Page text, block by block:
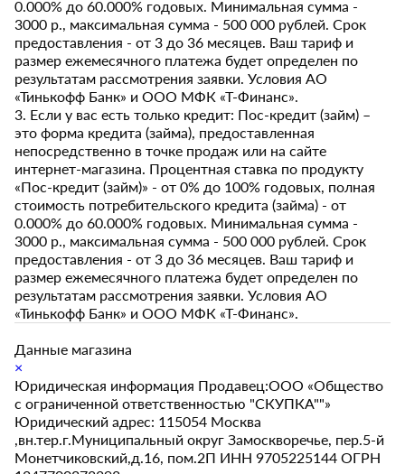
0.000% до 60.000% годовых. Минимальная сумма -
3000 р., максимальная сумма - 500 000 рублей. Срок
предоставления - от 3 до 36 месяцев. Ваш тариф и
размер ежемесячного платежа будет определен по
результатам рассмотрения заявки. Условия АО
«Тинькофф Банк» и ООО МФК «Т-Финанс».
3. Если у вас есть только кредит: Пос-кредит (займ) –
это форма кредита (займа), предоставленная
непосредственно в точке продаж или на сайте
интернет-магазина. Процентная ставка по продукту
«Пос-кредит (займ)» - от 0% до 100% годовых, полная
стоимость потребительского кредита (займа) - от
0.000% до 60.000% годовых. Минимальная сумма -
3000 р., максимальная сумма - 500 000 рублей. Срок
предоставления - от 3 до 36 месяцев. Ваш тариф и
размер ежемесячного платежа будет определен по
результатам рассмотрения заявки. Условия АО
«Тинькофф Банк» и ООО МФК «Т-Финанс».
Данные магазина
×
Юридическая информация Продавец:ООО «Общество
с ограниченной ответственностью "СКУПКА""»
Юридический адрес: 115054 Москва
,вн.тер.г.Муниципальный округ Замоскворечье, пер.5-й
Монетчиковский,д.16, пом.2П ИНН 9705225144 ОГРН